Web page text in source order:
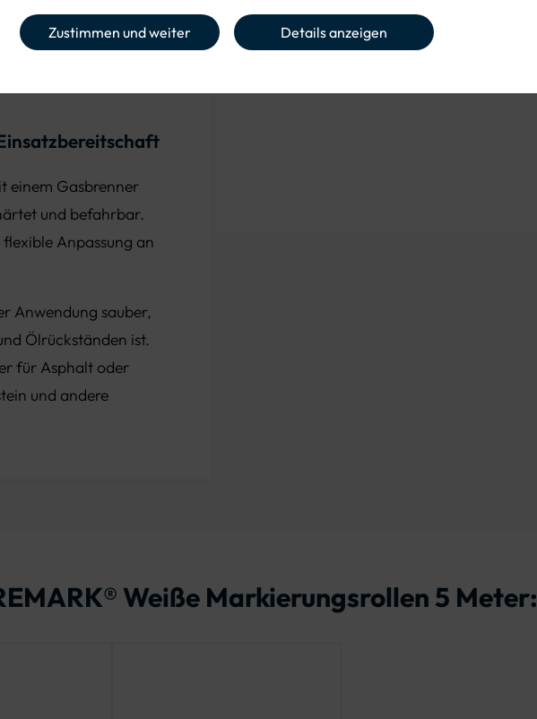
Zustimmen und weiter Details anzeigen
mal höhere Haltbarkeit
eine
einem Gasbrenner
und befahrbar.
Anpassung an
Anwendung sauber,
Ölrückständen ist.
für Asphalt oder
und andere
Weiße Markierungsrollen 5 Meter: